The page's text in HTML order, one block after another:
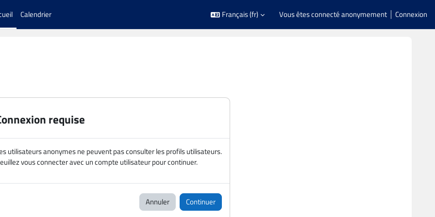
Calendrier Français ‎(fr)‎ Vous êtes connecté anonymement Connexion
requise
utilisateurs anonymes ne peuvent pas consulter les profils utilisateurs.
vous connecter avec un compte utilisateur pour continuer.
Annuler Continuer